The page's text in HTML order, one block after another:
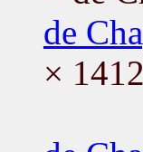
de
×